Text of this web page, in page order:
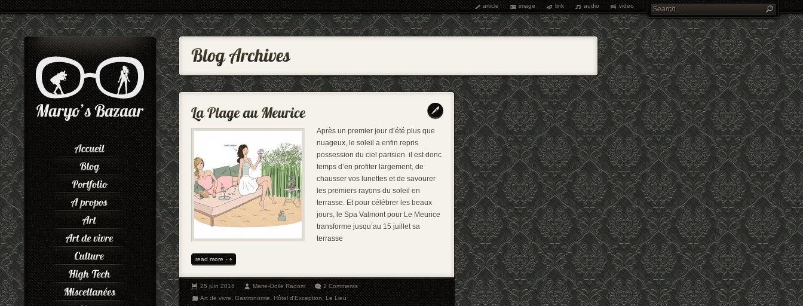
article image link audio video
Après un premier jour d’été plus que
nuageux, le soleil a enfin repris
possession du ciel parisien. il est donc
temps d’en profiter largement, de
chausser vos lunettes et de savourer
les premiers rayons du soleil en
terrasse. Et pour célébrer les beaux
jours, le Spa Valmont pour Le Meurice
transforme jusqu’au 15 juillet sa
terrasse
read more
25 juin 2016 Marie-Odile Radom
2 Comments
Art de vivre,Gastronomie,Hôtel d'Exception,Le Lieu